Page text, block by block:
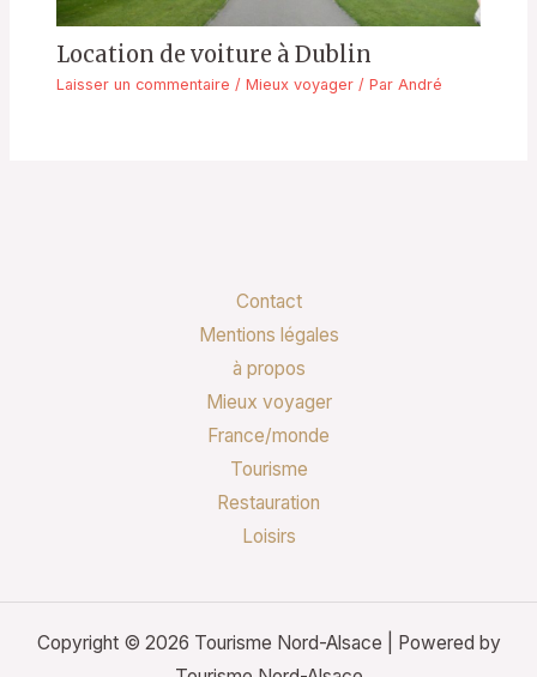
Location de voiture à Dublin
Laisser un commentaire /Mieux voyager / Par André
Contact
Mentions légales
à propos
Mieux voyager
France/monde
Tourisme
Restauration
Loisirs
Copyright © 2026 Tourisme Nord-Alsace | Powered by